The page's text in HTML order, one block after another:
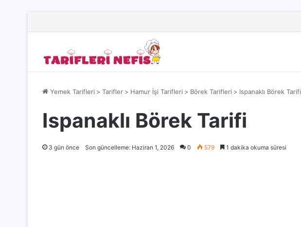
Yemek Tarifleri > Tarifler > Hamur İşi Tarifleri > Börek Tarifleri > Ispanaklı Börek Tarifi
Ispanaklı Börek Tarifi
3 gün önce Son güncelleme: Haziran 1, 2026 0 579 1 dakika okuma süresi